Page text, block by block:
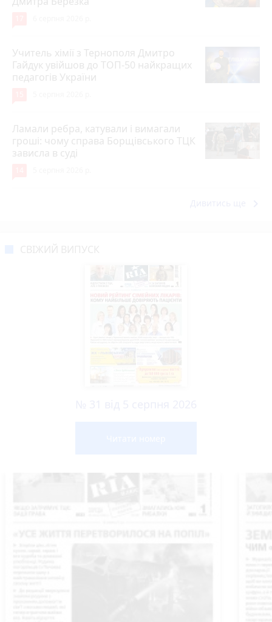
Учитель хімії з Тернополя Дмитро
Гайдук увійшов до ТОП-50 найкращих
педагогів України
Ламали ребра, катували і вимагали
гроші: чому справа Борщівського ТЦК
зависла в суді